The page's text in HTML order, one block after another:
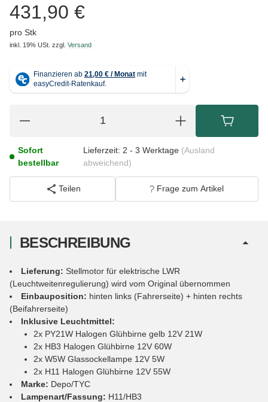
431,90 €
pro Stk
inkl. 19% USt. zzgl. Versand
Sofort
bestellbar
Lieferzeit: 2 - 3 Werktage (Ausland
abweichend)
Teilen Frage zum Artikel
BESCHREIBUNG
Lieferung: Stellmotor für elektrische LWR
(Leuchtweitenregulierung) wird vom Original übernommen
Einbauposition: hinten links (Fahrerseite) + hinten rechts
(Beifahrerseite)
Inklusive Leuchtmittel:
2x PY21W Halogen Glühbirne gelb 12V 21W
2x HB3 Halogen Glühbirne 12V 60W
2x W5W Glassockellampe 12V 5W
2x H11 Halogen Glühbirne 12V 55W
Marke: Depo/TYC
Lampenart/Fassung: H11/HB3